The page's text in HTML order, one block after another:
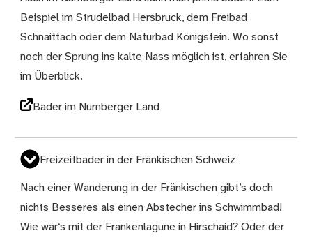
Beispiel im Strudelbad Hersbruck, dem Freibad
Schnaittach oder dem Naturbad Königstein. Wo sonst
noch der Sprung ins kalte Nass möglich ist, erfahren Sie
im Überblick.
Bäder im Nürnberger Land
Freizeitbäder in der Fränkischen Schweiz
Nach einer Wanderung in der Fränkischen gibt’s doch
nichts Besseres als einen Abstecher ins Schwimmbad!
Wie wär‘s mit der Frankenlagune in Hirschaid? Oder der